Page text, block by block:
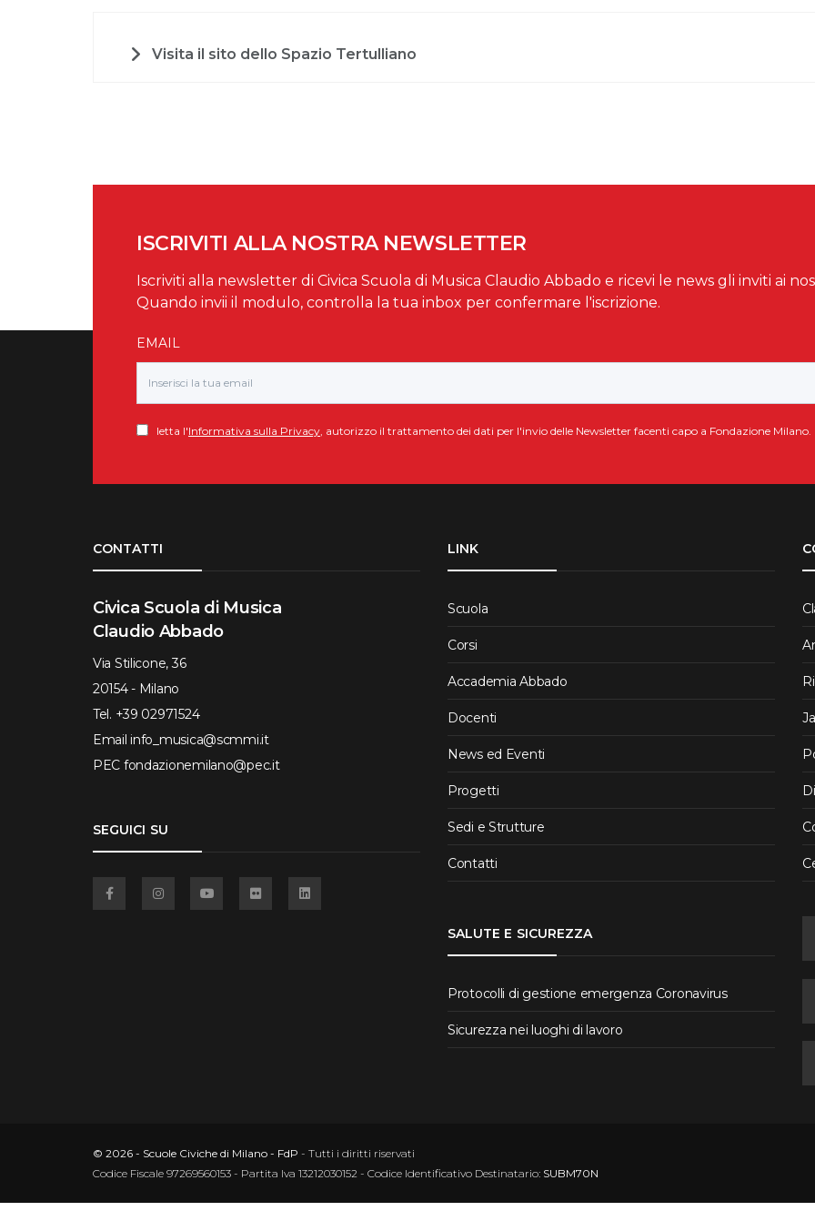
Visita il sito dello Spazio Tertulliano
ISCRIVITI ALLA NOSTRA NEWSLETTER
Iscriviti alla newsletter di Civica Scuola di Musica Claudio Abbado e ricevi le news gli inviti ai
Quando invii il modulo, controlla la tua inbox per confermare l'iscrizione.
EMAIL
letta l'Informativa sulla Privacy, autorizzo il trattamento dei dati per l'invio delle Newsletter facenti capo a Fondazione Milano.
CONTATTI
Civica Scuola di Musica
Claudio Abbado
Via Stilicone, 36
20154 - Milano
Tel. +39 02971524
Email info_musica@scmmi.it
PEC fondazionemilano@pec.it
SEGUICI SU
LINK
Scuola
Corsi
Accademia Abbado
Docenti
News ed Eventi
Progetti
Sedi e Strutture
Contatti
SALUTE E SICUREZZA
Protocolli di gestione emergenza Coronavirus
Sicurezza nei luoghi di lavoro
© 2026 - Scuole Civiche di Milano - FdP - Tutti i diritti riservati
Codice Fiscale 97269560153 - Partita Iva 13212030152 - Codice Identificativo Destinatario: SUBM70N